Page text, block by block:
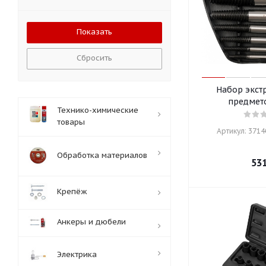
Набор
Артикул:
Сбросить
Технико-химические
товары
Обработка материалов
Крепёж
Анкеры и дюбели
Электрика